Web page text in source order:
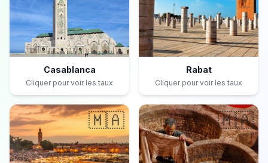
Casablanca
Cliquer pour voir les taux
Rabat
Cliquer pour voir les taux
🇲🇦 🇲🇦